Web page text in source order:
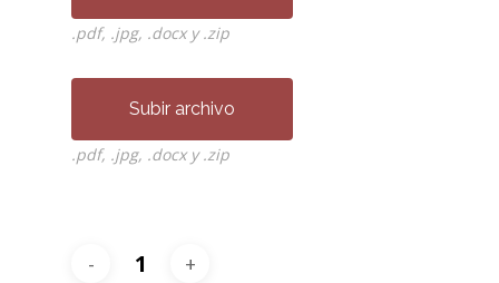
.pdf, .jpg, .docx y .zip
Subir archivo
.pdf, .jpg, .docx y .zip